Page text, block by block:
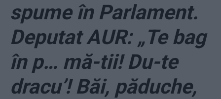
spume în Parlament.
Deputat AUR: „Te bag
în p… mă-tii! Du-te
dracu’! Băi, păduche,